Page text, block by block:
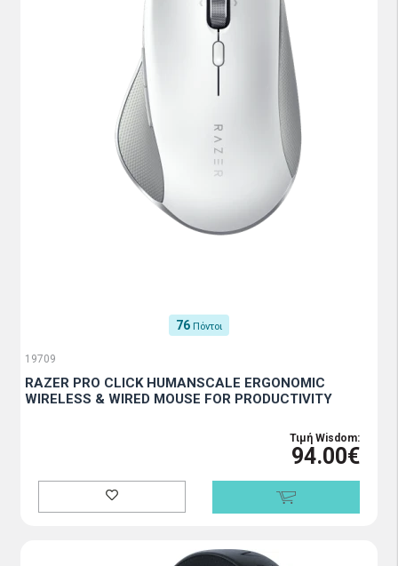
76 Πόντοι
19709
RAZER PRO CLICK HUMANSCALE ERGONOMIC
WIRELESS & WIRED MOUSE FOR PRODUCTIVITY
Τιμή Wisdom:
94.00€